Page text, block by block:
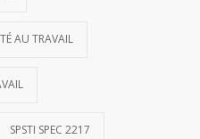
AU TRAVAIL
SPSTI SPEC 2217